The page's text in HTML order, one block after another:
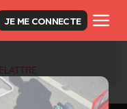
JE ME CONNECTE